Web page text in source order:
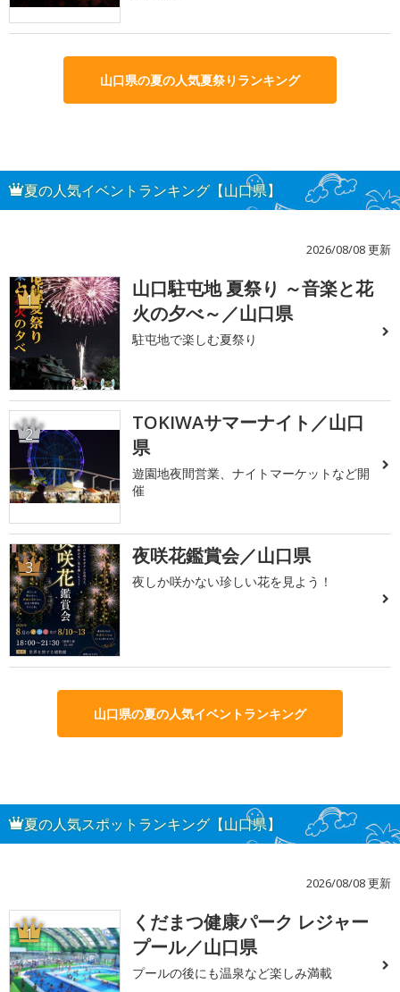
山口県の夏の人気夏祭りランキング
夏の人気イベントランキング【山口県】
2026/08/08 更新
1
山口駐屯地 夏祭り ～音楽と花
火の夕べ～／山口県
駐屯地で楽しむ夏祭り
2
TOKIWAサマーナイト／山口
県
遊園地夜間営業、ナイトマーケットなど開
催
3 夜咲花鑑賞会／山口県
夜しか咲かない珍しい花を見よう！
山口県の夏の人気イベントランキング
夏の人気スポットランキング【山口県】
2026/08/08 更新
1
くだまつ健康パーク レジャー
プール／山口県
プールの後にも温泉など楽しみ満載